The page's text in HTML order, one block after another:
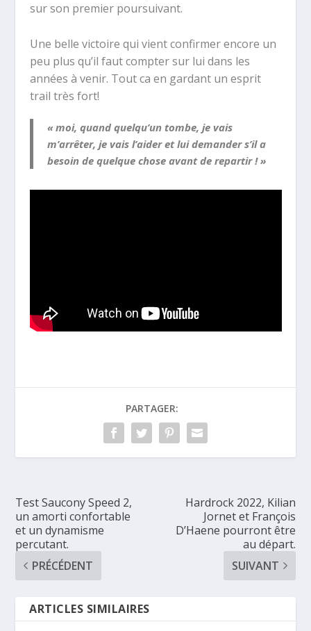
sur son premier poursuivant.
Une belle victoire qui vient confirmer encore un
peu plus qu’il faut compter sur lui dans les
années à venir. Tout ca en gardant un esprit
trail très fort!
« moi, quand quelqu’un tombe, je vais
m’arrêter, je vais l’aider et lui demander s’il a
besoin de quelque chose avant de repartir ! »
PARTAGER:
Test Saucony Speed 2,
un amorti confortable
et un dynamisme
percutant.
PRÉCÉDENT
Hardrock 2022, Kilian
Jornet et François
D’Haene pourront être
au départ.
SUIVANT
ARTICLES SIMILAIRES